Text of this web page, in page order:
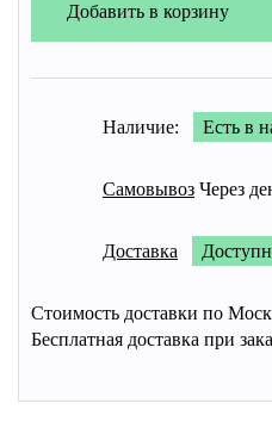
Добавить в корзину
Наличие: Есть в
Самовывоз Через
Доставка
Стоимость доставки по
Бесплатная доставка при